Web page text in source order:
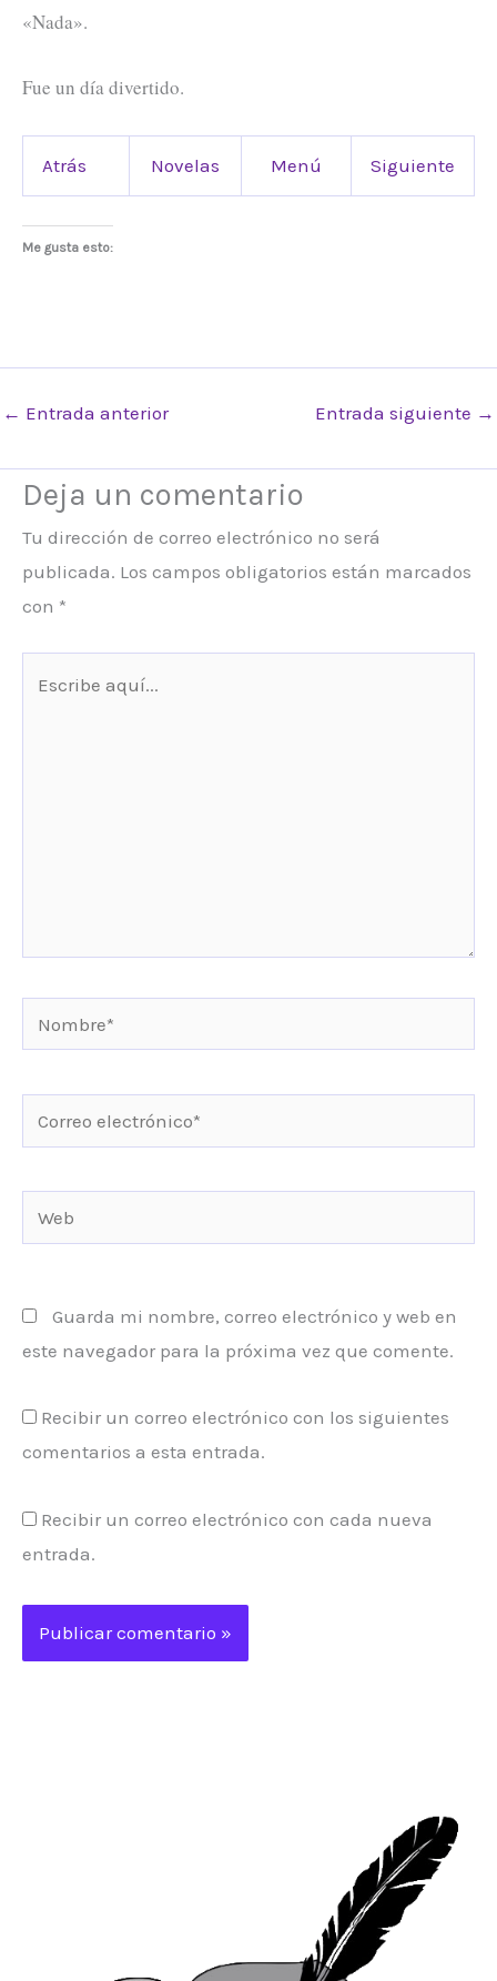
«Nada».
Fue un día divertido.
Atrás Novelas Menú Siguiente
Me gusta esto:
← Entrada anterior Entrada siguiente →
Deja un comentario
Tu dirección de correo electrónico no será
publicada. Los campos obligatorios están marcados
con *
electrónico*
Guarda mi nombre, correo electrónico y web en
este navegador para la próxima vez que comente.
Recibir un correo electrónico con los siguientes
comentarios a esta entrada.
Recibir un correo electrónico con cada nueva
entrada.